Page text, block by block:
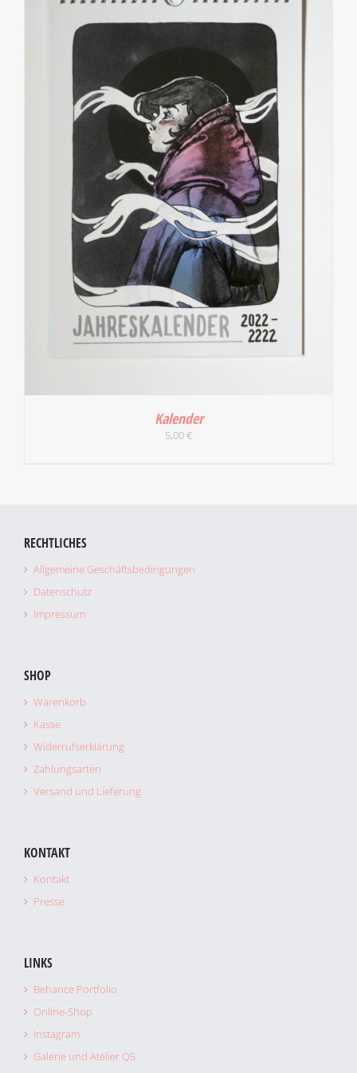
PRODUKT
WEIST
AUF.
OPTIONEN
KÖNNEN
AUF
DER
PRODUKTSEITE
GEWÄHLT
WERDEN
Kalender
5,00€
RECHTLICHES
Allgemeine Geschäftsbedingungen
Datenschutz
Impressum
SHOP
Warenkorb
Kasse
Widerrufserklärung
Zahlungsarten
Versand und Lieferung
KONTAKT
Kontakt
Presse
LINKS
Behance Portfolio
Online-Shop
Instagram
Galerie und Atelier Q5